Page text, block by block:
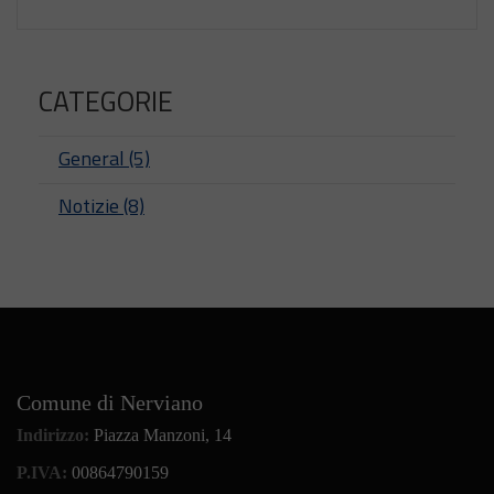
CATEGORIE
General (5)
Notizie (8)
Comune di Nerviano
Indirizzo: Piazza Manzoni, 14
P.IVA: 00864790159